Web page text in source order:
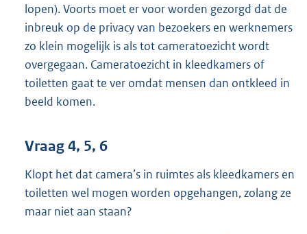
lopen). Voorts moet er voor worden gezorgd dat de
inbreuk op de privacy van bezoekers en werknemers
zo klein mogelijk is als tot cameratoezicht wordt
overgegaan. Cameratoezicht in kleedkamers of
toiletten gaat te ver omdat mensen dan ontkleed in
beeld komen.
Vraag 4, 5, 6
Klopt het dat camera’s in ruimtes als kleedkamers en
toiletten wel mogen worden opgehangen, zolang ze
maar niet aan staan?